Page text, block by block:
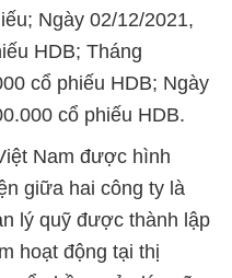
Ngày 02/12/2021,
HDB; Tháng
cổ phiếu HDB; Ngày
cổ phiếu HDB.
Nam được hình
giữa hai công ty là
lý quỹ được thành lập
hoạt động tại thị